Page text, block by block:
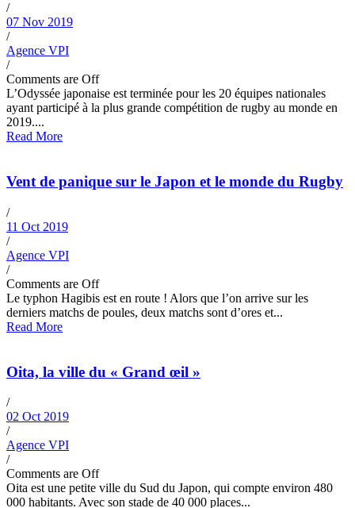
/
07 Nov 2019
/
Agence VPI
/
Comments are Off
L’Odyssée japonaise est terminée pour les 20 équipes nationales
ayant participé à la plus grande compétition de rugby au monde en
2019....
Read More
Vent de panique sur le Japon et le monde du Rugby
/
11 Oct 2019
/
Agence VPI
/
Comments are Off
Le typhon Hagibis est en route ! Alors que l’on arrive sur les
derniers matchs de poules, deux matchs sont d’ores et...
Read More
Oita, la ville du « Grand œil »
/
02 Oct 2019
/
Agence VPI
/
Comments are Off
Oita est une petite ville du Sud du Japon, qui compte environ 480
000 habitants. Avec son stade de 40 000 places...